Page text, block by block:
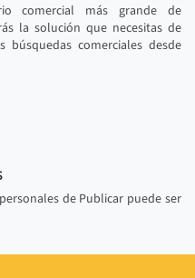
comercial más grande de
la solución que necesitas de
comerciales desde
de Publicar puede ser